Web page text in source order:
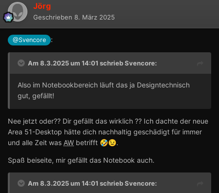
Jörg
Geschrieben 8. März 2025
@Svencore :
Am 8.3.2025 um 14:01 schriebSvencore:
Also im Notebookbereich läuft das ja Designtechnisch
gut, gefällt!
Nee jetzt oder?? Dir gefällt das wirklich ?? Ich dachte der neue
Area 51-Desktop hätte dich nachhaltig geschädigt für immer
und alle Zeit was AW betrifft 🤣😉.
Spaß beiseite, mir gefällt das Notebook auch.
Am 8.3.2025 um 14:01 schriebSvencore: